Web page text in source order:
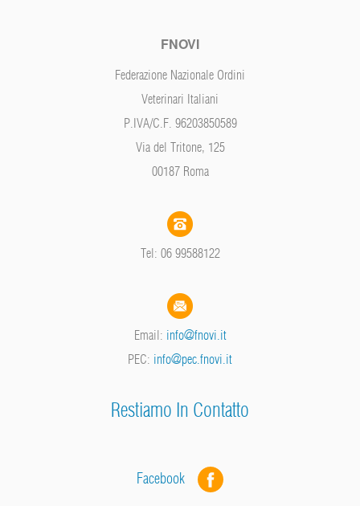
FNOVI
Federazione Nazionale Ordini
Veterinari Italiani
P.IVA/C.F. 96203850589
Via del Tritone, 125
00187 Roma
Tel: 06 99588122
Email: info@fnovi.it
PEC: info@pec.fnovi.it
Restiamo In Contatto
Facebook